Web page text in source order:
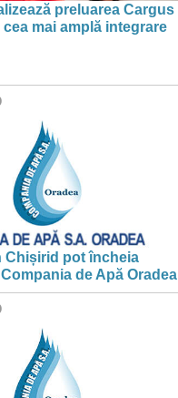
preluarea Cargus
mai amplă integrare
Chișirid pot încheia
de Apă Oradea